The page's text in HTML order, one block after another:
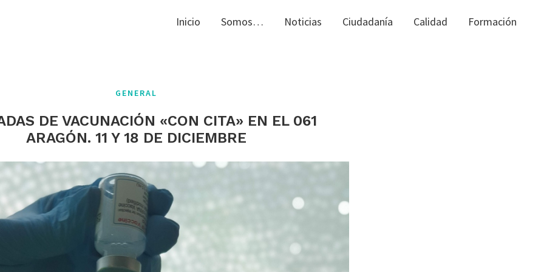
Inicio Somos… Noticias Ciudadanía Calidad Formación
GENERAL
DE VACUNACIÓN «CON CITA» EN EL 061
ARAGÓN. 11 Y 18 DE DICIEMBRE